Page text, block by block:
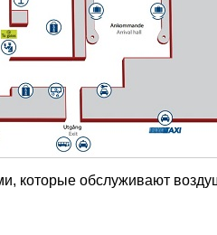
которые обслуживают